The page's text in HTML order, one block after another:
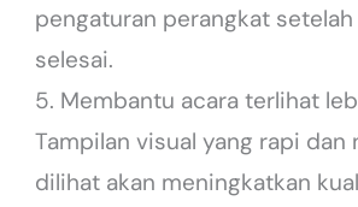
pengaturan perangkat
selesai.
5. Membantu acara terlihat
Tampilan visual yang rapi dan
dilihat akan meningkatkan